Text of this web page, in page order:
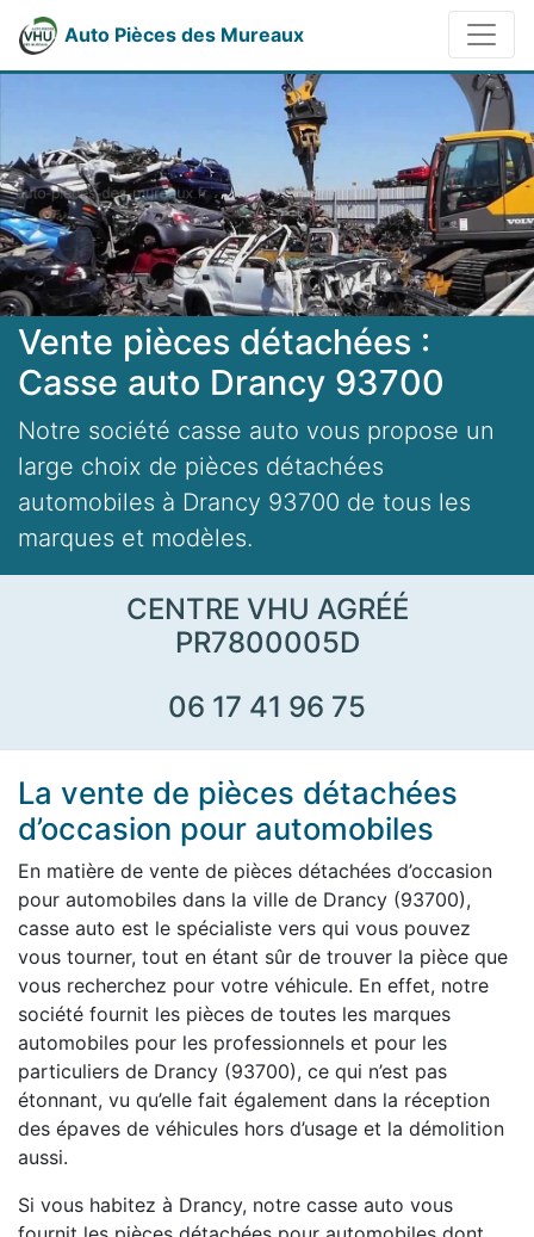
Auto Pièces des Mureaux
Vente pièces détachées :
Casse auto Drancy 93700
Notre société casse auto vous propose un
large choix de pièces détachées
automobiles à Drancy 93700 de tous les
marques et modèles.
CENTRE VHU AGRÉÉ
PR7800005D
06 17 41 96 75
La vente de pièces détachées
d’occasion pour automobiles
En matière de vente de pièces détachées d’occasion
pour automobiles dans la ville de Drancy (93700),
casse auto est le spécialiste vers qui vous pouvez
vous tourner, tout en étant sûr de trouver la pièce que
vous recherchez pour votre véhicule. En effet, notre
société fournit les pièces de toutes les marques
automobiles pour les professionnels et pour les
particuliers de Drancy (93700), ce qui n’est pas
étonnant, vu qu’elle fait également dans la réception
des épaves de véhicules hors d’usage et la démolition
aussi.
Si vous habitez à Drancy, notre casse auto vous